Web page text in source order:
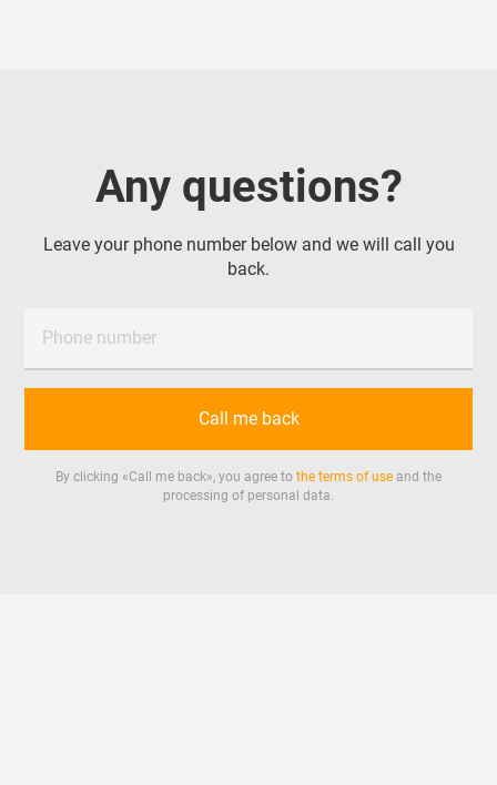
Any questions?
Leave your phone number below and we will call you
back.
Phone number
Call me back
By clicking «Call me back», you agree to the terms of use and the
processing of personal data.